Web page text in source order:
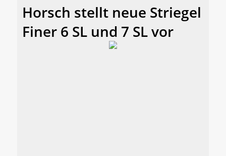
Horsch stellt neue Striegel
Finer 6 SL und 7 SL vor